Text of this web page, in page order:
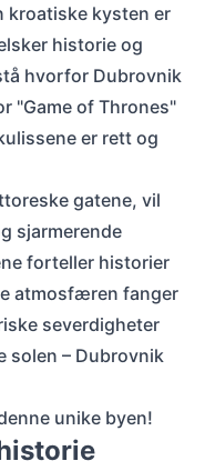
kroatiske kysten er
historie og
hvorfor Dubrovnik
"Game of Thrones"
er rett og
gatene, vil
sjarmerende
forteller historier
atmosfæren fanger
severdigheter
solen – Dubrovnik
unike byen!